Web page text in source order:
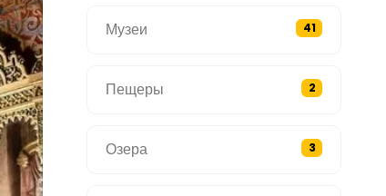
Музеи 41
Пещеры 2
Озера 3